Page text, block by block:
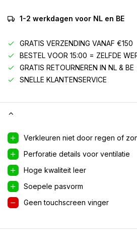
1-2 werkdagen voor NL en BE
GRATIS VERZENDING VANAF €150
BESTEL VOOR 15:00 = ZELFDE
GRATIS RETOURNEREN IN NL & BE
SNELLE KLANTENSERVICE
Verkleuren niet door regen of
Perforatie details voor ventilatie
Hoge kwaliteit leer
Soepele pasvorm
Geen touchscreen vinger